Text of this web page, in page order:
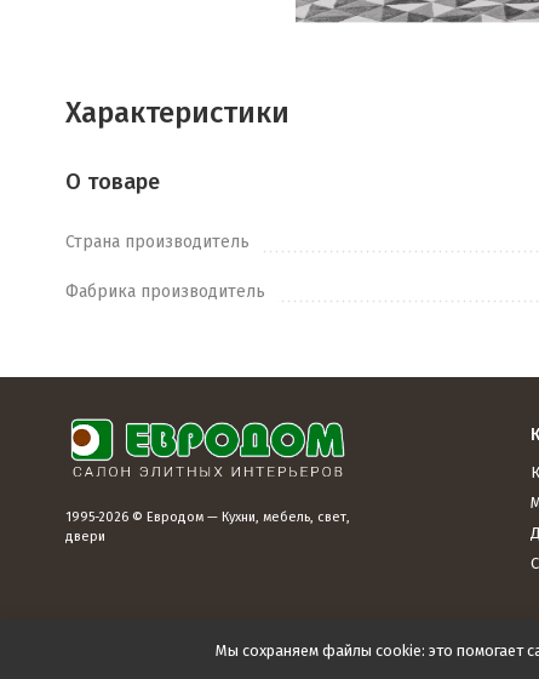
Характеристики
О товаре
Страна производитель
Фабрика производитель
1995-2026 © Евродом — Кухни, мебель, свет,
двери
Мы сохраняем файлы cookie: это помогает